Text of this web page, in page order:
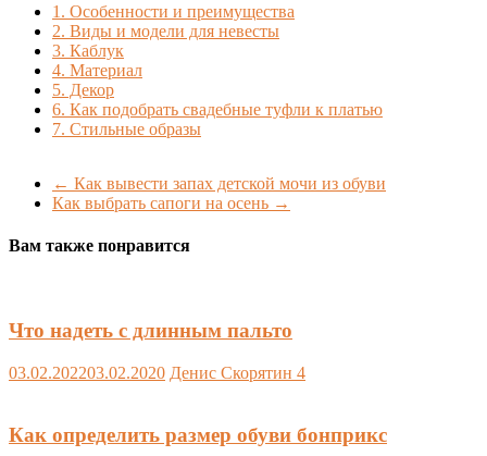
1. Особенности и преимущества
2. Виды и модели для невесты
3. Каблук
4. Материал
5. Декор
6. Как подобрать свадебные туфли к платью
7. Стильные образы
← Как вывести запах детской мочи из обуви
Как выбрать сапоги на осень →
Вам также понравится
Что надеть с длинным пальто
03.02.202203.02.2020 Денис Скорятин 4
Как определить размер обуви бонприкс